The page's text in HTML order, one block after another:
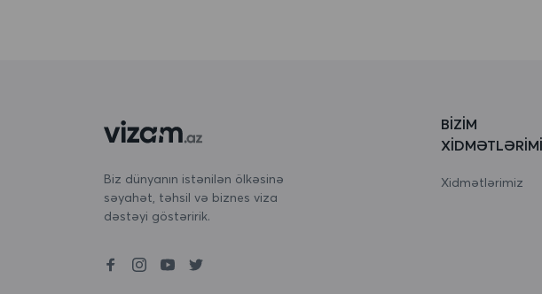
Belçika
Benin
Bəhreyn
Biz dünyanın istənilən ölkəsinə
səyahət, təhsil və biznes viza
dəstəyi göstəririk.
BIZIM
Xidmətlərimiz